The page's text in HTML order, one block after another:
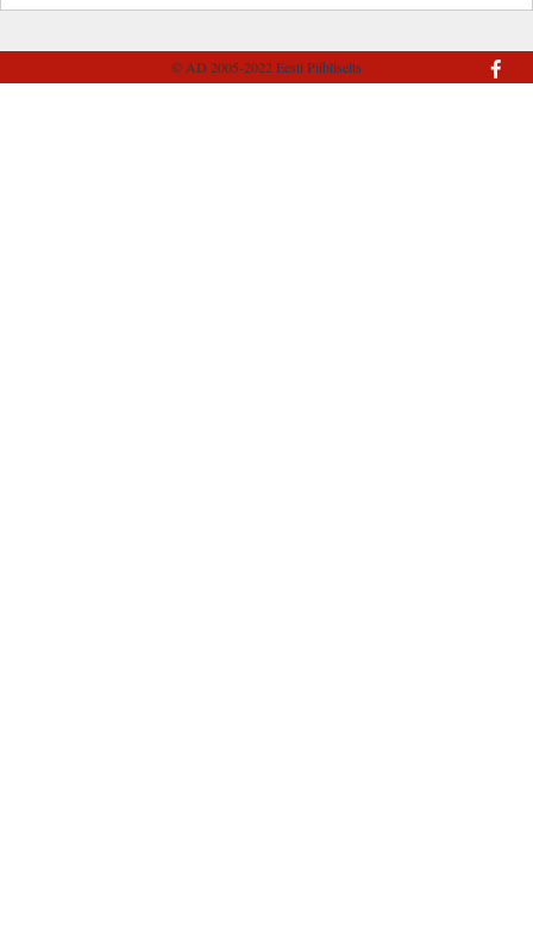
© AD 2005-2022Eesti Piibliselts